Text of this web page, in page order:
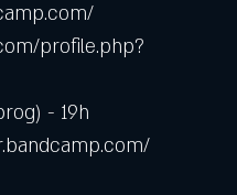
profile.php?
- 19h